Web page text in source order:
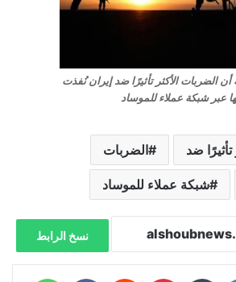
أن الضربات الأكثر تأثيرًا ضد إيران نُفذت
عبر شبكة عملاء للموساد
تأثيرًا ضد الضربات
شبكة عملاء للموساد
نسخ الرابط